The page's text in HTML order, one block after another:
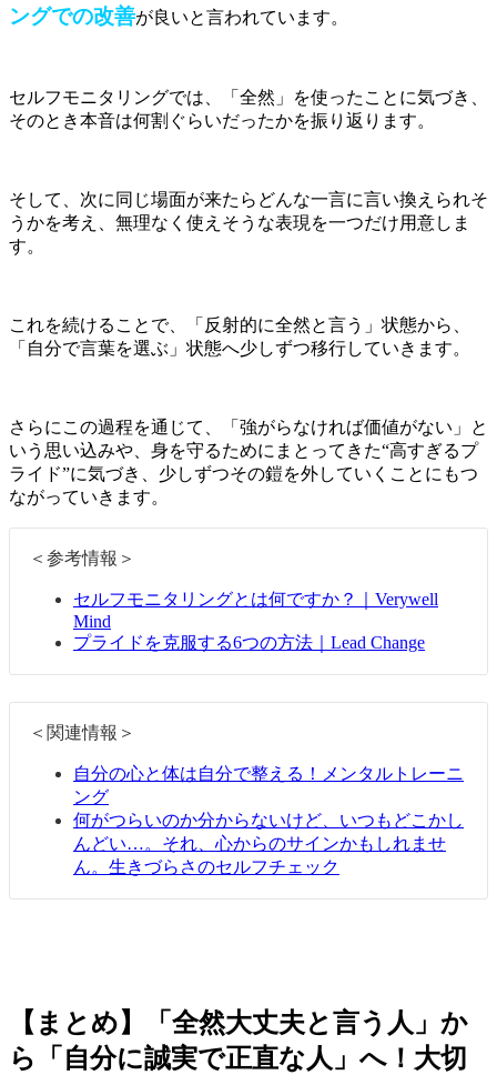
ングでの改善が良いと言われています。
セルフモニタリングでは、「全然」を使ったことに気づき、
そのとき本音は何割ぐらいだったかを振り返ります。
そして、次に同じ場面が来たらどんな一言に言い換えられそ
うかを考え、無理なく使えそうな表現を一つだけ用意しま
す。
これを続けることで、「反射的に全然と言う」状態から、
「自分で言葉を選ぶ」状態へ少しずつ移行していきます。
さらにこの過程を通じて、「強がらなければ価値がない」と
いう思い込みや、身を守るためにまとってきた“高すぎるプ
ライド”に気づき、少しずつその鎧を外していくことにもつ
ながっていきます。
＜参考情報＞
セルフモニタリングとは何ですか？｜Verywell
Mind
プライドを克服する6つの方法｜Lead Change
＜関連情報＞
自分の心と体は自分で整える！メンタルトレーニ
ング
何がつらいのか分からないけど、いつもどこかし
んどい…。それ、心からのサインかもしれませ
ん。生きづらさのセルフチェック
【まとめ】「全然大丈夫と言う人」か
ら「自分に誠実で正直な人」へ！大切